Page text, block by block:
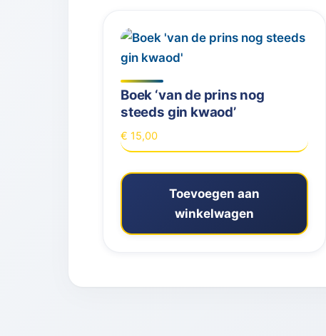
Boek ‘van de prins nog
steeds gin kwaod’
€ 15,00
Toevoegen aan
winkelwagen